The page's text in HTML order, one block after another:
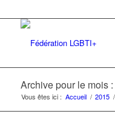
Archive pour le mois
Vous êtes ici : Accueil / 2015 /